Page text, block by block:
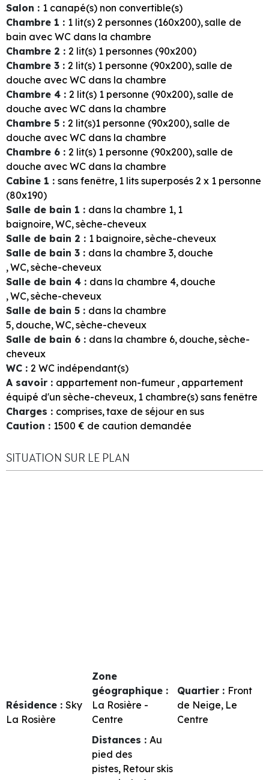
Salon : 1 canapé(s) non convertible(s)
Chambre 1 : 1 lit(s) 2 personnes (160x200) salle de
bain avec WC dans la chambre
Chambre 2 : 2 lit(s) 1 personnes (90x200)
Chambre 3 : 2 lit(s) 1 personne (90x200) salle de
douche avec WC dans la chambre
Chambre 4 : 2 lit(s) 1 personne (90x200) salle de
douche avec WC dans la chambre
Chambre 5 : 2 lit(s)1 personne (90x200) salle de
douche avec WC dans la chambre
Chambre 6 : 2 lit(s) 1 personne (90x200) salle de
douche avec WC dans la chambre
Cabine 1 : sans fenêtre 1 lits superposés 2 x 1 personne
(80x190)
Salle de bain 1 : dans la chambre 1 1
baignoire WC sèche-cheveux
Salle de bain 2 : 1 baignoire sèche-cheveux
Salle de bain 3 : dans la chambre 3 douche
WC sèche-cheveux
Salle de bain 4 : dans la chambre 4 douche
WC sèche-cheveux
Salle de bain 5 : dans la chambre
5 douche WC sèche-cheveux
Salle de bain 6 : dans la chambre 6 douche sèche-
cheveux
WC : 2 WC indépendant(s)
A savoir : appartement non-fumeur appartement
équipé d'un sèche-cheveux 1 chambre(s) sans fenêtre
Charges : comprises taxe de séjour en sus
Caution : 1500 € de caution demandée
SITUATION SUR LE PLAN
Résidence : Sky
La Rosière
Zone
géographique :
La Rosière -
Centre
Quartier : Front
de Neige Le
Centre
Distances : Au
pied des
pistes Retour skis